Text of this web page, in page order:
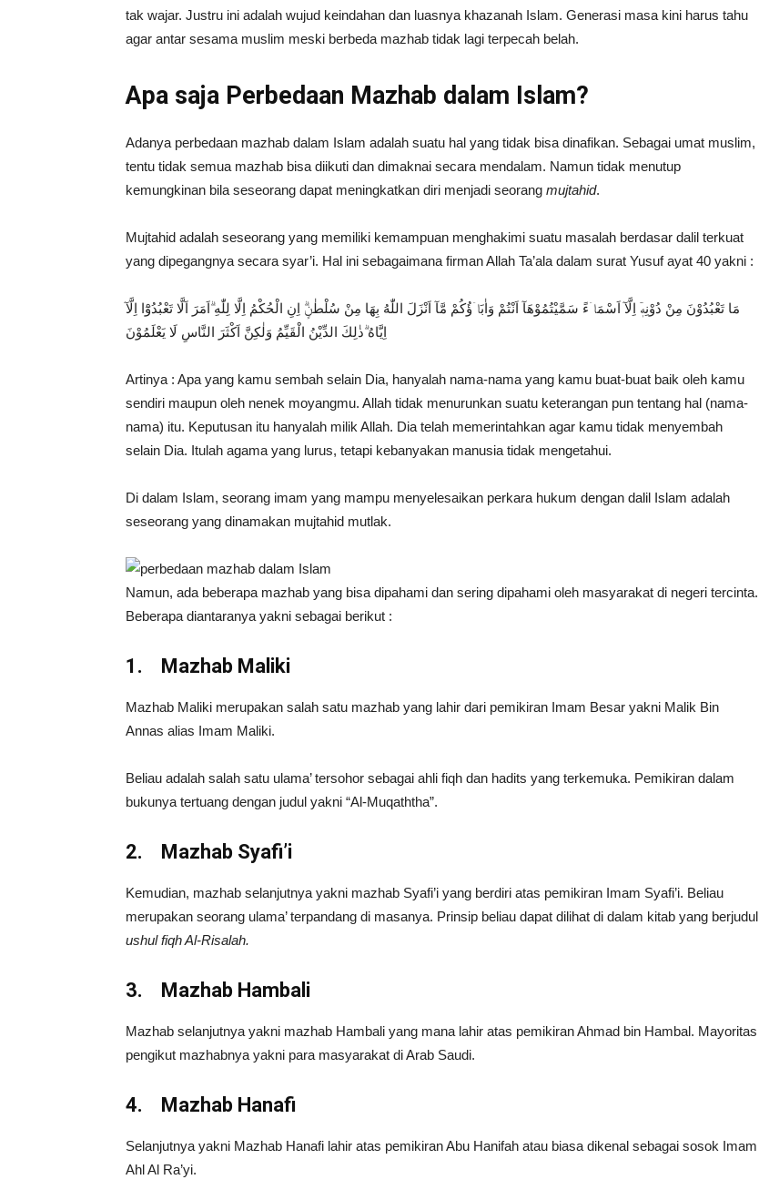
tak wajar. Justru ini adalah wujud keindahan dan luasnya khazanah Islam. Generasi masa kini harus tahu
agar antar sesama muslim meski berbeda mazhab tidak lagi terpecah belah.
Apa saja Perbedaan Mazhab dalam Islam?
Adanya perbedaan mazhab dalam Islam adalah suatu hal yang tidak bisa dinafikan. Sebagai umat muslim,
tentu tidak semua mazhab bisa diikuti dan dimaknai secara mendalam. Namun tidak menutup
kemungkinan bila seseorang dapat meningkatkan diri menjadi seorang mujtahid.
Mujtahid adalah seseorang yang memiliki kemampuan menghakimi suatu masalah berdasar dalil terkuat
yang dipegangnya secara syar’i. Hal ini sebagaimana firman Allah Ta’ala dalam surat Yusuf ayat 40 yakni :
مَا تَعْبُدُوْنَ مِنْ دُوْنِهٖٓ اِلَّآ اَسْمَاۤءً سَمَّيْتُمُوْهَآ اَنْتُمْ وَاٰبَاۤؤُكُمْ مَّآ اَنْزَلَ اللّٰهُ بِهَا مِنْ سُلْطٰنٍۗ اِنِ الْحُكْمُ اِلَّا لِلّٰهِ ۗاَمَرَ اَلَّا تَعْبُدُوْٓا اِلَّآ
اِيَّاهُ ۗذٰلِكَ الدِّيْنُ الْقَيِّمُ وَلٰكِنَّ اَكْثَرَ النَّاسِ لَا يَعْلَمُوْنَ
Artinya : Apa yang kamu sembah selain Dia, hanyalah nama-nama yang kamu buat-buat baik oleh kamu
sendiri maupun oleh nenek moyangmu. Allah tidak menurunkan suatu keterangan pun tentang hal (nama-
nama) itu. Keputusan itu hanyalah milik Allah. Dia telah memerintahkan agar kamu tidak menyembah
selain Dia. Itulah agama yang lurus, tetapi kebanyakan manusia tidak mengetahui.
Di dalam Islam, seorang imam yang mampu menyelesaikan perkara hukum dengan dalil Islam adalah
seseorang yang dinamakan mujtahid mutlak.
Namun, ada beberapa mazhab yang bisa dipahami dan sering dipahami oleh masyarakat di negeri tercinta.
Beberapa diantaranya yakni sebagai berikut :
1. Mazhab Maliki
Mazhab Maliki merupakan salah satu mazhab yang lahir dari pemikiran Imam Besar yakni Malik Bin
Annas alias Imam Maliki.
Beliau adalah salah satu ulama’ tersohor sebagai ahli fiqh dan hadits yang terkemuka. Pemikiran dalam
bukunya tertuang dengan judul yakni “Al-Muqaththa”.
2. Mazhab Syafi’i
Kemudian, mazhab selanjutnya yakni mazhab Syafi’i yang berdiri atas pemikiran Imam Syafi’i. Beliau
merupakan seorang ulama’ terpandang di masanya. Prinsip beliau dapat dilihat di dalam kitab yang berjudul
ushul fiqh Al-Risalah.
3. Mazhab Hambali
Mazhab selanjutnya yakni mazhab Hambali yang mana lahir atas pemikiran Ahmad bin Hambal. Mayoritas
pengikut mazhabnya yakni para masyarakat di Arab Saudi.
4. Mazhab Hanafi
Selanjutnya yakni Mazhab Hanafi lahir atas pemikiran Abu Hanifah atau biasa dikenal sebagai sosok Imam
Ahl Al Ra’yi.